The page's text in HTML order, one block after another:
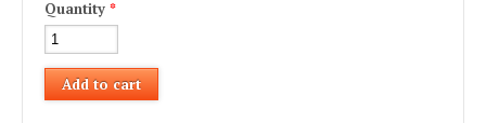
Quantity *